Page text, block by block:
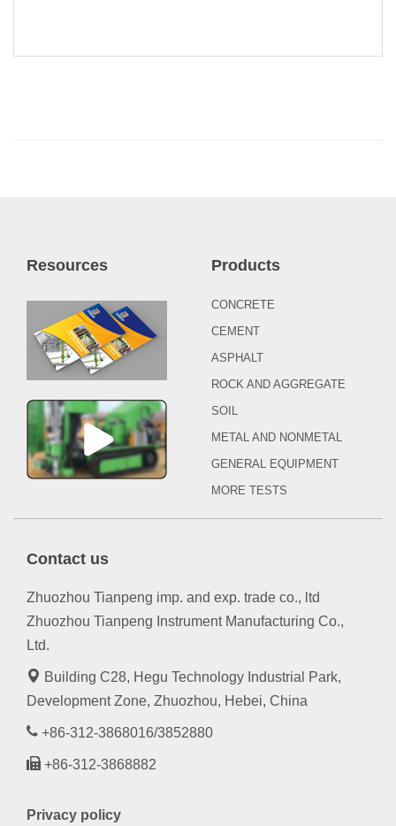
Resources Products
CONCRETE
CEMENT
ASPHALT
ROCK AND AGGREGATE
SOIL
METAL AND NONMETAL
GENERAL EQUIPMENT
MORE TESTS
Contact us
Zhuozhou Tianpeng imp. and exp. trade co., ltd
Zhuozhou Tianpeng Instrument Manufacturing Co.,
Ltd.
Building C28, Hegu Technology Industrial Park,
Development Zone, Zhuozhou, Hebei, China
+86-312-3868016/3852880
+86-312-3868882
Privacy policy